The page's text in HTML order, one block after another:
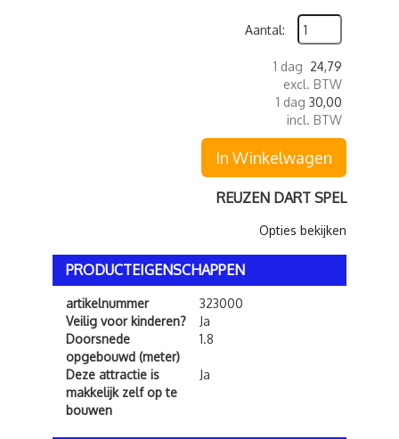
Aantal:
1 dag 24,79
excl. BTW
1 dag 30,00
incl. BTW
In Winkelwagen
REUZEN DART SPEL
Opties bekijken
PRODUCTEIGENSCHAPPEN
artikelnummer
323000
Veilig voor kinderen?
Ja
Doorsnede
opgebouwd (meter)
1.8
Deze attractie is
makkelijk zelf op te
bouwen
Ja